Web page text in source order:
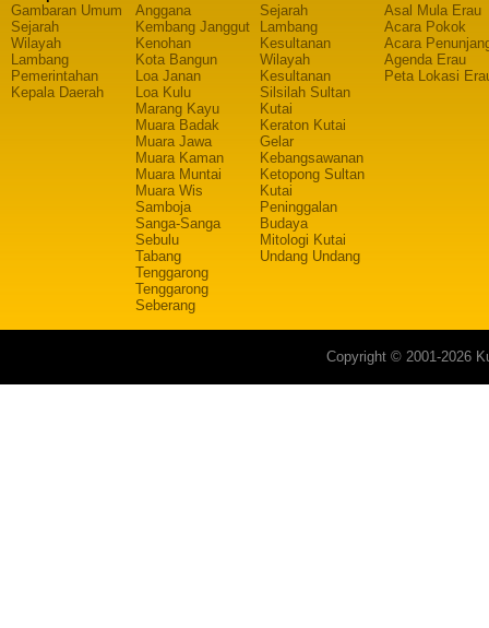
Gambaran Umum
Sejarah
Wilayah
Lambang
Pemerintahan
Kepala Daerah
Anggana
Kembang Janggut
Kenohan
Kota Bangun
Loa Janan
Loa Kulu
Marang Kayu
Muara Badak
Muara Jawa
Muara Kaman
Muara Muntai
Muara Wis
Samboja
Sanga-Sanga
Sebulu
Tabang
Tenggarong
Tenggarong
Seberang
Sejarah
Lambang
Kesultanan
Wilayah
Kesultanan
Silsilah Sultan
Kutai
Keraton Kutai
Gelar
Kebangsawanan
Ketopong Sultan
Kutai
Peninggalan
Budaya
Mitologi Kutai
Undang Undang
Asal Mula Erau
Acara Pokok
Acara
Agenda Erau
Peta Lokasi
Copyright © 2001-2026